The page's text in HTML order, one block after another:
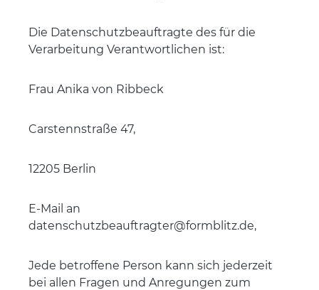
Die Datenschutzbeauftragte des für die
Verarbeitung Verantwortlichen ist:
Frau Anika von Ribbeck
Carstennstraße 47,
12205 Berlin
E-Mail an
datenschutzbeauftragter@formblitz.de,
Jede betroffene Person kann sich jederzeit
bei allen Fragen und Anregungen zum